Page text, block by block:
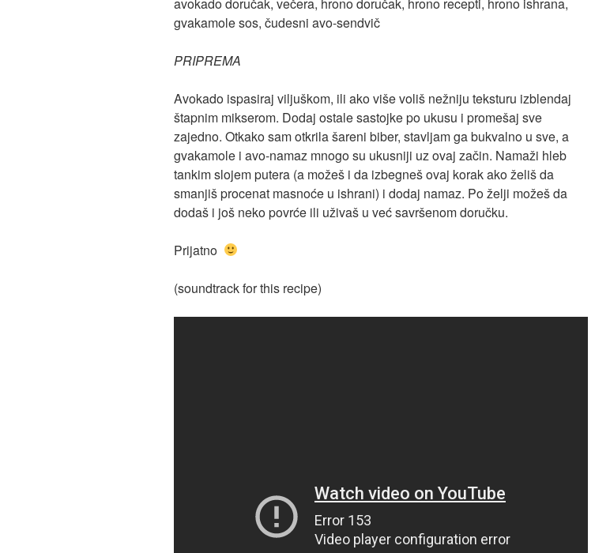
PRIPREMA
Avokado ispasiraj viljuškom, ili ako više voliš nežniju teksturu izblendaj
štapnim mikserom. Dodaj ostale sastojke po ukusu i promešaj sve
zajedno. Otkako sam otkrila šareni biber, stavljam ga bukvalno u sve, a
gvakamole i avo-namaz mnogo su ukusniji uz ovaj začin. Namaži hleb
tankim slojem putera (a možeš i da izbegneš ovaj korak ako želiš da
smanjiš procenat masnoće u ishrani) i dodaj namaz. Po želji možeš da
dodaš i još neko povrće ili uživaš u već savršenom doručku.
Prijatno
(soundtrack for this recipe)